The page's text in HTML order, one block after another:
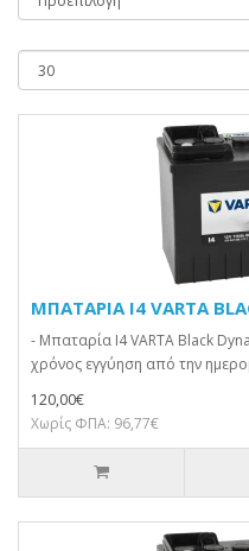
ΜΠΑΤΑΡΙΑ I4 VARTA
- Μπαταρία I4 VARTA Black
χρόνος εγγύηση από την
120,00€
Χωρίς ΦΠΑ: 96,77€